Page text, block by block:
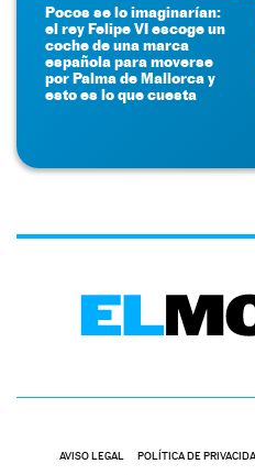
Pocos se lo imaginarían:
el rey Felipe VI escoge un
coche de una marca
española para moverse
por Palma de Mallorca y
esto es lo que cuesta
AVISO LEGAL POLÍTICA DE